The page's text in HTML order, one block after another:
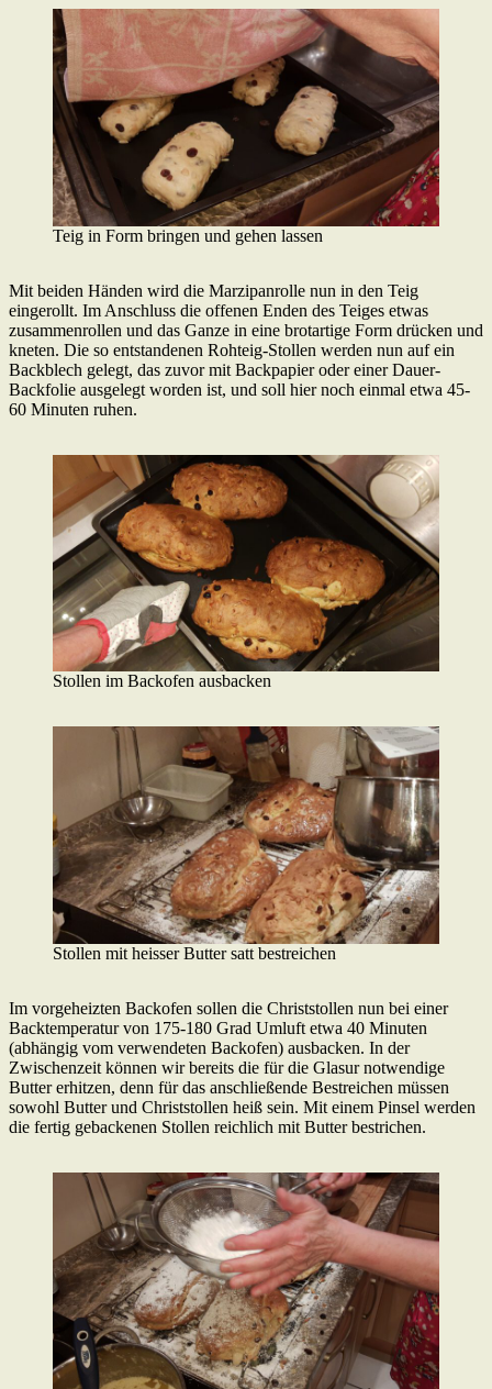
Teig in Form bringen und gehen lassen
Mit beiden Händen wird die Marzipanrolle nun in den Teig
eingerollt. Im Anschluss die offenen Enden des Teiges etwas
zusammenrollen und das Ganze in eine brotartige Form drücken und
kneten. Die so entstandenen Rohteig-Stollen werden nun auf ein
Backblech gelegt, das zuvor mit Backpapier oder einer Dauer-
Backfolie ausgelegt worden ist, und soll hier noch einmal etwa 45-
60 Minuten ruhen.
Stollen im Backofen ausbacken
Stollen mit heisser Butter satt bestreichen
Im vorgeheizten Backofen sollen die Christstollen nun bei einer
Backtemperatur von 175-180 Grad Umluft etwa 40 Minuten
(abhängig vom verwendeten Backofen) ausbacken. In der
Zwischenzeit können wir bereits die für die Glasur notwendige
Butter erhitzen, denn für das anschließende Bestreichen müssen
sowohl Butter und Christstollen heiß sein. Mit einem Pinsel werden
die fertig gebackenen Stollen reichlich mit Butter bestrichen.